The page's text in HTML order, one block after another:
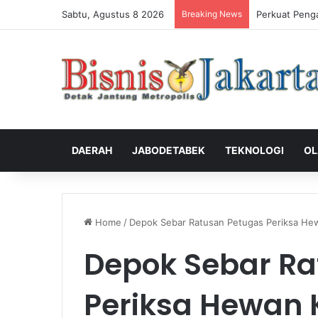
Sabtu, Agustus 8 2026 Breaking News Perkuat
DAERAH JABODETABEK TEKNOLOGI
Home / Depok Sebar Ratusan Petugas Periksa
Depok Sebar
Periksa Hewan